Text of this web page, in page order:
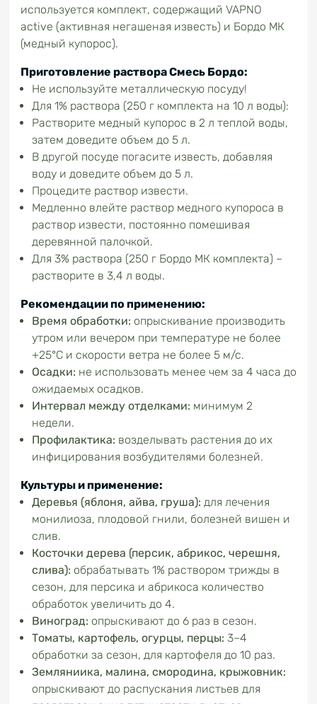
используется комплект, содержащий VAPNO
active (активная негашеная известь) и Бордо МК
(медный купорос).
Приготовление раствора Смесь Бордо:
Не используйте металлическую посуду!
Для 1% раствора (250 г комплекта на 10 л воды):
Растворите медный купорос в 2 л теплой воды,
затем доведите объем до 5 л.
В другой посуде погасите известь, добавляя
воду и доведите объем до 5 л.
Процедите раствор извести.
Медленно влейте раствор медного купороса в
раствор извести, постоянно помешивая
деревянной палочкой.
Для 3% раствора (250 г Бордо МК комплекта) –
растворите в 3,4 л воды.
Рекомендации по применению:
Время обработки: опрыскивание производить
утром или вечером при температуре не более
+25°C и скорости ветра не более 5 м/с.
Осадки: не использовать менее чем за 4 часа до
ожидаемых осадков.
Интервал между отделками: минимум 2
недели.
Профилактика: возделывать растения до их
инфицирования возбудителями болезней.
Культуры и применение:
Деревья (яблоня, айва, груша): для лечения
монилиоза, плодовой гнили, болезней вишен и
слив.
Косточки дерева (персик, абрикос, черешня,
слива): обрабатывать 1% раствором трижды в
сезон, для персика и абрикоса количество
обработок увеличить до 4.
Виноград: опрыскивают до 6 раз в сезон.
Томаты, картофель, огурцы, перцы: 3–4
обработки за сезон, для картофеля до 10 раз.
Земляниика, малина, смородина, крыжовник:
опрыскивают до распускания листьев для